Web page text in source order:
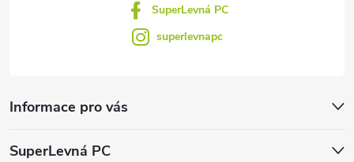
SuperLevná PC
superlevnapc
Informace pro vás
SuperLevná PC